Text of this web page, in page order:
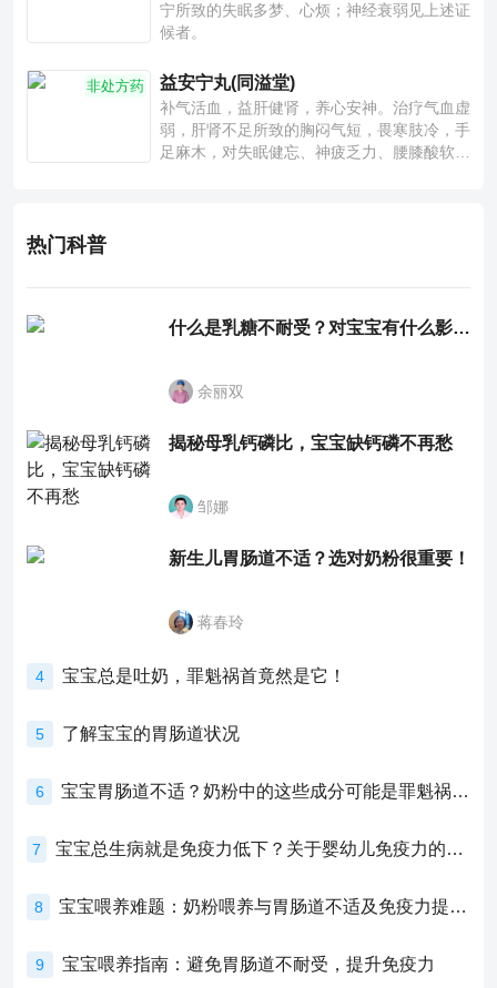
宁所致的失眠多梦、心烦；神经衰弱见上述证
候者。
非处方药 益安宁丸(同溢堂)
补气活血，益肝健肾，养心安神。治疗气血虚
弱，肝肾不足所致的胸闷气短，畏寒肢冷，手
足麻木，对失眠健忘、神疲乏力、腰膝酸软也
热门科普
什么是乳糖不耐受？对宝宝有什么影响？
余丽双
揭秘母乳钙磷比，宝宝缺钙磷不再愁
邹娜
新生儿胃肠道不适？选对奶粉很重要！
蒋春玲
4 宝宝总是吐奶，罪魁祸首竟然是它！
5 了解宝宝的胃肠道状况
6 宝宝胃肠道不适？奶粉中的这些成分可能是罪魁祸首！
7 宝宝总生病就是免疫力低下？关于婴幼儿免疫力的真相，家长必须了解！
8 宝宝喂养难题：奶粉喂养与胃肠道不适及免疫力提升的奥秘
9 宝宝喂养指南：避免胃肠道不耐受，提升免疫力